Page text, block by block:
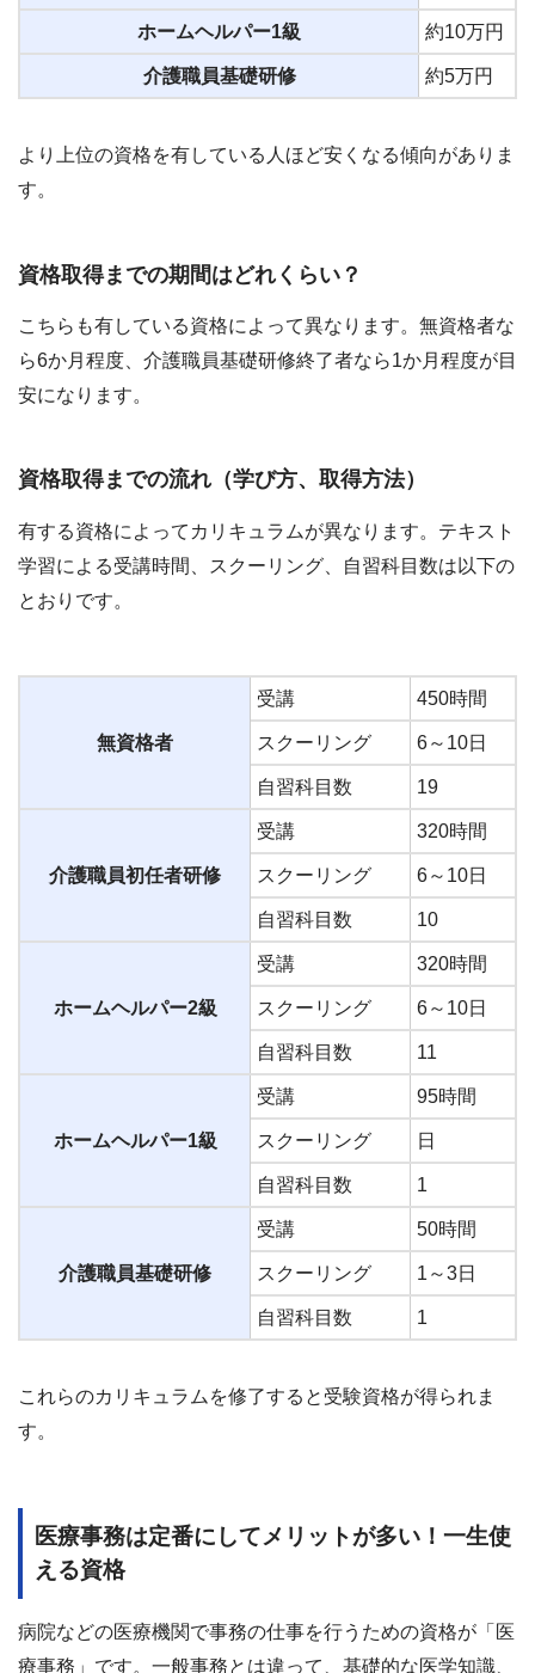
ホームヘルパー1級 約10万円
介護職員基礎研修 約5万円
より上位の資格を有している人ほど安くなる傾向がありま
す。
資格取得までの期間はどれくらい？
こちらも有している資格によって異なります。無資格者な
ら6か月程度、介護職員基礎研修終了者なら1か月程度が目
安になります。
資格取得までの流れ（学び方、取得方法）
有する資格によってカリキュラムが異なります。テキスト
学習による受講時間、スクーリング、自習科目数は以下の
とおりです。
無資格者
受講 450時間
スクーリング 6～10日
自習科目数 19
介護職員初任者研修
受講 320時間
スクーリング 6～10日
自習科目数 10
ホームヘルパー2級
受講 320時間
スクーリング 6～10日
自習科目数 11
ホームヘルパー1級
受講 95時間
スクーリング 日
自習科目数 1
介護職員基礎研修
受講 50時間
スクーリング 1～3日
自習科目数 1
これらのカリキュラムを修了すると受験資格が得られま
す。
医療事務は定番にしてメリットが多い！一生使
える資格
病院などの医療機関で事務の仕事を行うための資格が「医
療事務」です。一般事務とは違って、基礎的な医学知識、